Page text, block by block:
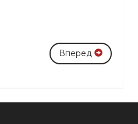
Вперед